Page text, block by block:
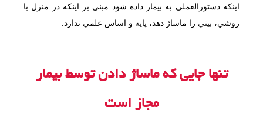
اينكه دستورالعملي به بيمار داده شود مبني بر اينكه در منزل با
روشي، بيني را ماساژ دهد، پايه و اساس علمي ندارد.
تنها جایی که ماساژ دادن توسط بیمار
مجاز است